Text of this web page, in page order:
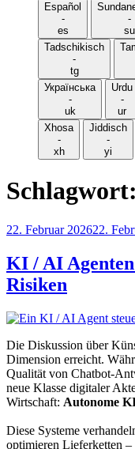
Español
-
es
-
su
Tadschikisch
-
tg
Українська
-
uk
Urdu
-
ur
Xhosa
-
xh
Jiddisch
-
yi
Schlagwort:
Veröffentlicht
22. Februar 202622.
KI / AI
Risiken
Die Diskussion über
Dimension erreicht.
Qualität von Chatbot-
neue Klasse digitaler
Wirtschaft: Autonome
Diese Systeme
optimieren Lieferketten